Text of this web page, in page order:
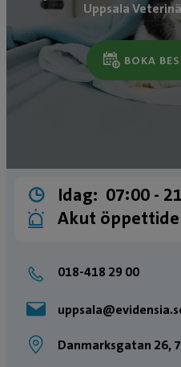
Uppsala
BOKA
Idag: 07:00 ­-
Akut
018-418 29 00
Danmarksgatan 26,